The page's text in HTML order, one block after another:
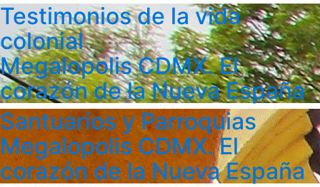
Testimonios de la vida
colonial
Megalopolis CDMX. El
corazón de la Nueva España
Santuarios y Parroquias
Megalopolis CDMX. El
corazón de la Nueva España